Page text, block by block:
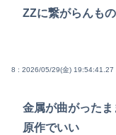
ZZに繋がらんも
8 : 2026/05/29(金) 19:54:41.27
金属が曲がった
原作でいい